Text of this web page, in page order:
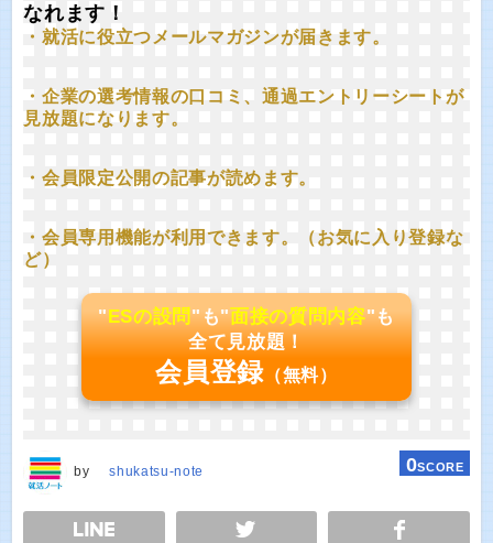
なれます！
・就活に役立つメールマガジンが届きます。
・企業の選考情報の口コミ、通過エントリーシートが
見放題になります。
・会員限定公開の記事が読めます。
・会員専用機能が利用できます。（お気に入り登録な
ど）
"ESの設問"も"面接の質問内容"も
全て見放題！
会員登録 （無料）
by shukatsu-note 0SCORE
TWEET